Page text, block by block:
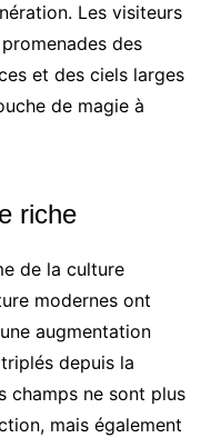
Les visiteurs
des
et des ciels larges
de magie à
riche
de la culture
modernes ont
augmentation
depuis la
champs ne sont plus
mais également